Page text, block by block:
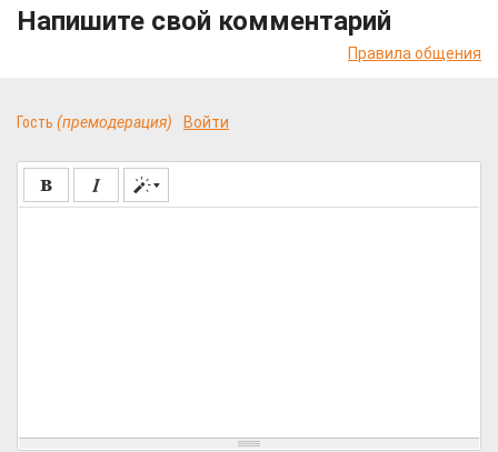
Напишите свой комментарий
Правила общения
Гость (премодерация) Войти